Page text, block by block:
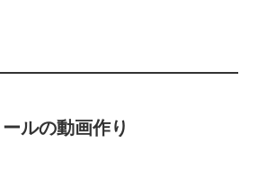
ールの動画作り